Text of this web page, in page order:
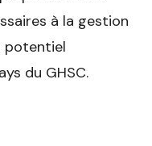
à la gestion
potentiel
du GHSC.